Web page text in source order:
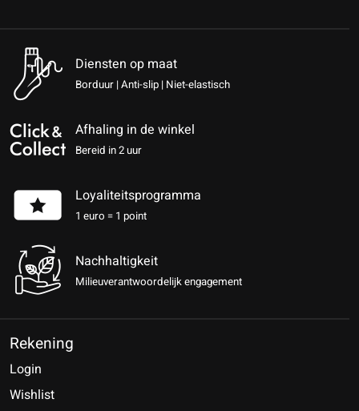
Diensten op maat
Borduur | Anti-slip | Niet-elastisch
Afhaling in de winkel
Bereid in 2 uur
Loyaliteitsprogramma
1 euro = 1 point
Nachhaltigkeit
Milieuverantwoordelijk engagement
Rekening
Login
Wishlist